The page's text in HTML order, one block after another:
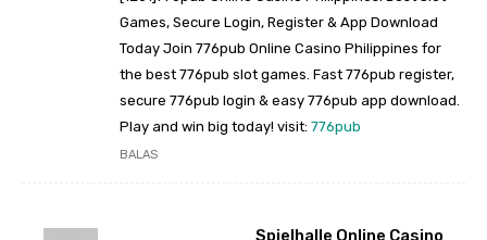
Games, Secure Login, Register & App Download
Today Join 776pub Online Casino Philippines for
the best 776pub slot games. Fast 776pub register,
secure 776pub login & easy 776pub app download.
Play and win big today! visit: 776pub
BALAS
Spielhalle Online Casino